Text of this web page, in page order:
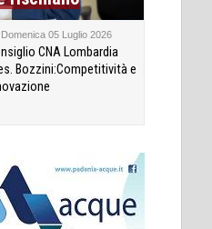
Domenica 05 Luglio 2026
CNA Lombardia
Bozzini:Competitività e